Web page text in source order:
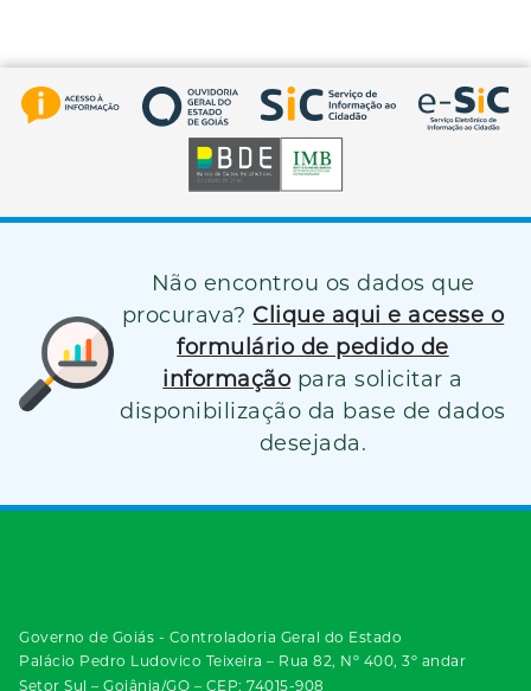
Não encontrou os dados que
procurava? Clique aqui e acesse o
formulário de pedido de
informação para solicitar a
disponibilização da base de dados
desejada.
Governo de Goiás - Controladoria Geral do Estado
Palácio Pedro Ludovico Teixeira – Rua 82, Nº 400, 3º andar
Setor Sul – Goiânia/GO – CEP: 74015-908